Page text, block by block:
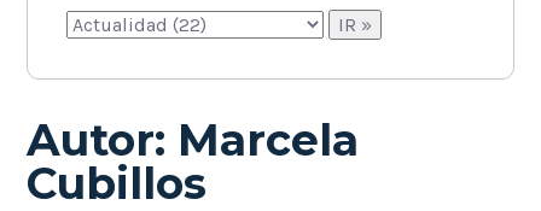
Autor: Marcela
Cubillos